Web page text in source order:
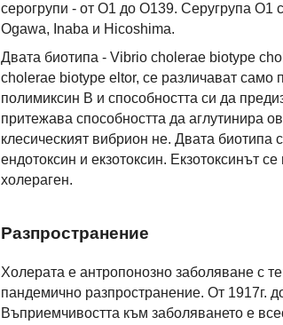
серогрупи - от О1 до О139. Серугрупа О1
Ogawa, Inaba и Hicoshima.
Двата биотипа - Vibrio cholerae biotype
cholerae biotype eltor, се различават само
полимиксин В и способността си да
притежава способността да аглутинира
клесическият вибрион не. Двата биотипа
ендотоксин и екзотоксин. Екзотоксинът
холераген.
Разпространение
Холерата е антропонозно заболяване с
пандемично разпространение. От 1917г.
Въприемчивостта към заболяването е